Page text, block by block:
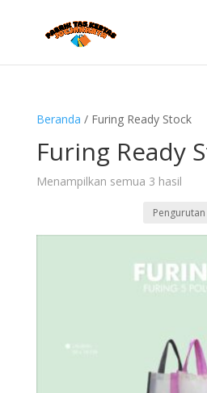
Beranda / Furing Ready Stock
Furing Ready
Menampilkan semua 3 hasil